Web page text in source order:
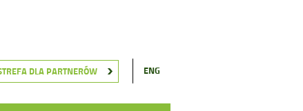
DLA PARTNERÓW ENG